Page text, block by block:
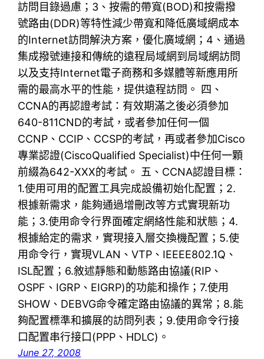
訪問目錄過慮；3、按需的帶寬(BOD)和按需撥
號路由(DDR)等特性減少帶寬和降低廣域網成本
的Internet訪問解決方案，優化廣域網；4、通過
集成撥號連接和傳統的遠程局域網到局域網訪問
以及支持Internet電子商務和多媒體等新應用所
需的最高水平的性能，提供遠程訪問。 四、
CCNA的再認證考試：有效期滿之後必須參加
640-811CND的考試，或者參加任何一個
CCNP、CCIP、CCSP的考試，再或者參加Cisco
專業認證(CiscoQualified Specialist)中任何一顆
前綴為642-XXX的考試。 五、CCNA認證目標：
1.使用可用的配置工具完成設備初始化配置；2.
根據新需求，能夠通過增刪改等方式實現新功
能；3.使用命令行界面確定網絡性能和狀態；4.
根據給定的需求，實現接入層交換機配置；5.使
用命令行，實現VLAN、VTP、IEEEE802.1Q、
ISL配置；6.敘述靜態和動態路由協議(RIP、
OSPF、IGRP、EIGRP)的功能和操作；7.使用
SHOW、DEBVG命令確定路由協議的異常；8.能
夠配置標準和擴展的訪問列表；9.使用命令行接
口配置串行接口(PPP、HDLC)。
June 27, 2008